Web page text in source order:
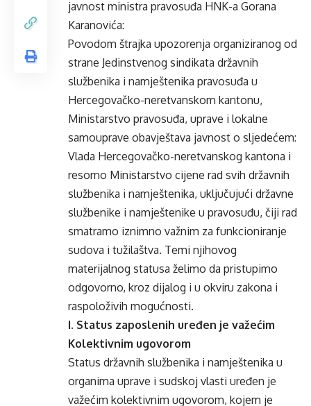
javnost ministra pravosuđa HNK-a Gorana
Karanovića:
Povodom štrajka upozorenja organiziranog od
strane Jedinstvenog sindikata državnih
službenika i namještenika pravosuđa u
Hercegovačko-neretvanskom kantonu,
Ministarstvo pravosuđa, uprave i lokalne
samouprave obavještava javnost o sljedećem:
Vlada Hercegovačko-neretvanskog kantona i
resorno Ministarstvo cijene rad svih državnih
službenika i namještenika, uključujući državne
službenike i namještenike u pravosuđu, čiji rad
smatramo iznimno važnim za funkcioniranje
sudova i tužilaštva. Temi njihovog
materijalnog statusa želimo da pristupimo
odgovorno, kroz dijalog i u okviru zakona i
raspoloživih mogućnosti.
I. Status zaposlenih uređen je važećim
Kolektivnim ugovorom
Status državnih službenika i namještenika u
organima uprave i sudskoj vlasti uređen je
važećim kolektivnim ugovorom, kojem je